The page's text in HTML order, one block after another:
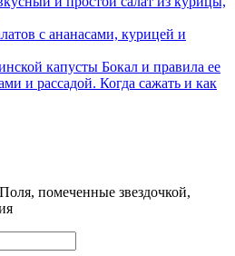
с ананасами, курицей и
капусты Бокал и правила ее
и рассадой. Когда сажать и как
помеченные звездочкой,